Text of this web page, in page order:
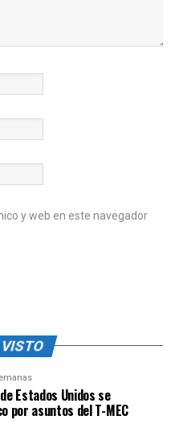
y web en este navegador
Estados Unidos se
por asuntos del T-MEC